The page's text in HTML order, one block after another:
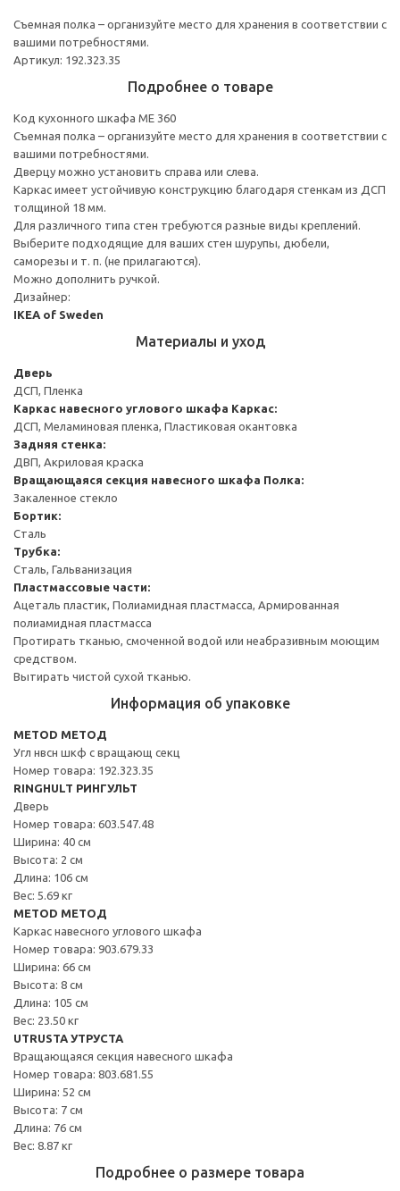
Съемная полка – организуйте место для хранения в соответствии с
вашими потребностями.
Артикул: 192.323.35
Подробнее о товаре
Код кухонного шкафа ME 360
Съемная полка – организуйте место для хранения в соответствии с
вашими потребностями.
Дверцу можно установить справа или слева.
Каркас имеет устойчивую конструкцию благодаря стенкам из ДСП
толщиной 18 мм.
Для различного типа стен требуются разные виды креплений.
Выберите подходящие для ваших стен шурупы, дюбели,
саморезы и т. п. (не прилагаются).
Можно дополнить ручкой.
Дизайнер:
IKEA of Sweden
Материалы и уход
Дверь
ДСП, Пленка
Каркас навесного углового шкафа Каркас:
ДСП, Меламиновая пленка, Пластиковая окантовка
Задняя стенка:
ДВП, Акриловая краска
Вращающаяся секция навесного шкафа Полка:
Закаленное стекло
Бортик:
Сталь
Трубка:
Сталь, Гальванизация
Пластмассовые части:
Ацеталь пластик, Полиамидная пластмасса, Армированная
полиамидная пластмасса
Протирать тканью, смоченной водой или неабразивным моющим
средством.
Вытирать чистой сухой тканью.
Информация об упаковке
METOD МЕТОД
Угл нвсн шкф с вращающ секц
Номер товара: 192.323.35
RINGHULT РИНГУЛЬТ
Дверь
Номер товара: 603.547.48
Ширина: 40 см
Высота: 2 см
Длина: 106 см
Вес: 5.69 кг
METOD МЕТОД
Каркас навесного углового шкафа
Номер товара: 903.679.33
Ширина: 66 см
Высота: 8 см
Длина: 105 см
Вес: 23.50 кг
UTRUSTA УТРУСТА
Вращающаяся секция навесного шкафа
Номер товара: 803.681.55
Ширина: 52 см
Высота: 7 см
Длина: 76 см
Вес: 8.87 кг
Подробнее о размере товара